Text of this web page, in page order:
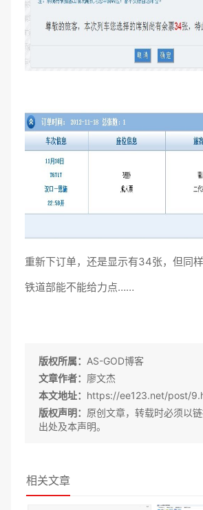
重新下订单，还是显示有34张，但同
铁道部能不能给力点……
版权所属： AS-GOD博客
文章作者： 廖文杰
本文地址： https://ee123.net/post/
版权声明： 原创文章，转载时必须以
出处及本声明。
相关文章